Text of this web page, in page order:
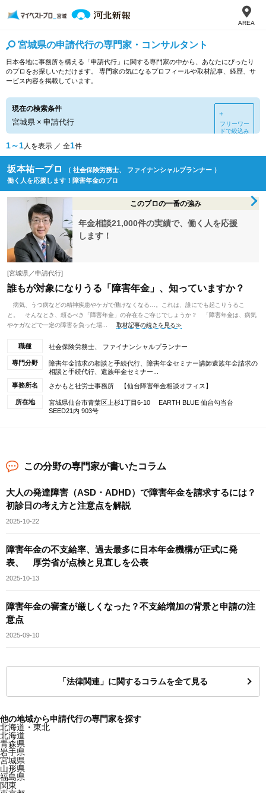
AREA
宮城県の申請代行の専門家・コンサルタント
日本各地に事務所を構える「申請代行」に関する専門家の中から、あなたにぴったり
のプロをお探しいただけます。 専門家の気になるプロフィールや取材記事、経歴、サ
ービス内容を掲載しています。
現在の検索条件
宮城県 × 申請代行
＋
フリーワー
ドで絞込み
1～1人を表示 ／ 全1件
坂本祐一プロ
（ 社会保険労務士、 ファイナンシャルプランナー ）
働く人を応援します！障害年金のプロ
このプロの一番の強み
年金相談21,000件の実績で、働く人を応援
します！
[宮城県／申請代行]
誰もが対象になりうる「障害年金」、知っていますか？
病気、うつ病などの精神疾患やケガで働けなくなる…。これは、誰にでも起こりうるこ
と。 そんなとき、頼るべき「障害年金」の存在をご存じでしょうか？ 「障害年金は、病気
やケガなどで一定の障害を負った場...
取材記事の続きを見る≫
職種 社会保険労務士、 ファイナンシャルプランナー
専門分野
障害年金請求の相談と手続代行、障害年金セミナー講師遺族年金請求の
相談と手続代行、遺族年金セミナー...
事務所名
さかもと社労士事務所 【仙台障害年金相談オフィス】
所在地
宮城県仙台市青葉区上杉1丁目6-10 EARTH BLUE 仙台勾当台
SEED21内 903号
この分野の専門家が書いたコラム
大人の発達障害（ASD・ADHD）で障害年金を請求するには？
初診日の考え方と注意点を解説
2025-10-22
障害年金の不支給率、過去最多に日本年金機構が正式に発
表、 厚労省が点検と見直しを公表
2025-10-13
障害年金の審査が厳しくなった？不支給増加の背景と申請の注
意点
2025-09-10
「法律関連」に関するコラムを全て見る
他の地域から申請代行の専門家を探す
北海道・東北
北海道
青森県
岩手県
宮城県
山形県
福島県
関東